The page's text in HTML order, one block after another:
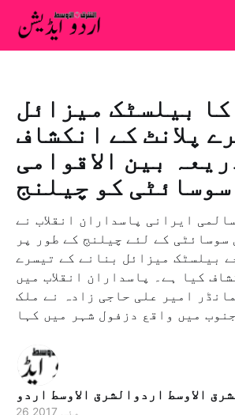
کا بیلسٹک میزائل
پلانٹ کے انکشاف
بین الاقوامی
سوسائٹی کو چیلنج
ایرانی پاسداران انقلاب نے
سوسائٹی کے لئے چیلنج کے طور پر
بیلسٹک میزائل بنانے کے تیسرے
کیا ہے۔ پاسداران انقلاب میں
امیر علی حاجی زادہ نے ملک
الاوسط اردوالشرق الاوسط اردو
26 مئی 2017